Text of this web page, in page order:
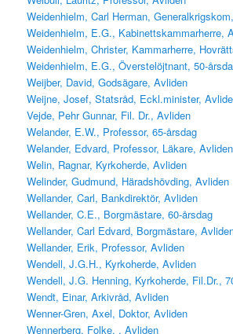
Weidenhielm, Carl Herman,
Weidenhielm, E.G., Kabinettskammarherre,
Weidenhielm, Christer, Kammarherre,
Weidenhielm, E.G., Överstelöjtnant, 50-
Weijber, David, Godsägare, Avliden
Weijne, Josef, Statsråd, Eckl.minister,
Vejde, Pehr Gunnar, Fil. Dr., Avliden
Welander, E.W., Professor, 65-årsdag
Welander, Edvard, Professor, Läkare, Avliden
Welin, Ragnar, Kyrkoherde, Avliden
Welinder, Gudmund, Häradshövding, Avliden
Wellander, Carl, Bankdirektör, Avliden
Wellander, C.E., Borgmästare, 60-årsdag
Wellander, Carl Edvard, Borgmästare,
Wellander, Erik, Professor, Avliden
Wendell, J.G.H., Kyrkoherde, Avliden
Wendell, J.G. Henning, Kyrkoherde, Fil.Dr.,
Wendt, Einar, Arkivråd, Avliden
Wenner-Gren, Axel, Doktor, Avliden
Wennerberg, Folke, , Avliden